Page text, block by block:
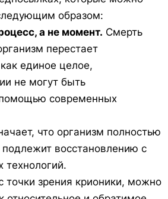
образом:
а не момент. Смерть
перестает
единое целое,
не могут быть
современных
что организм полностью
восстановлению с
точки зрения крионики, можно